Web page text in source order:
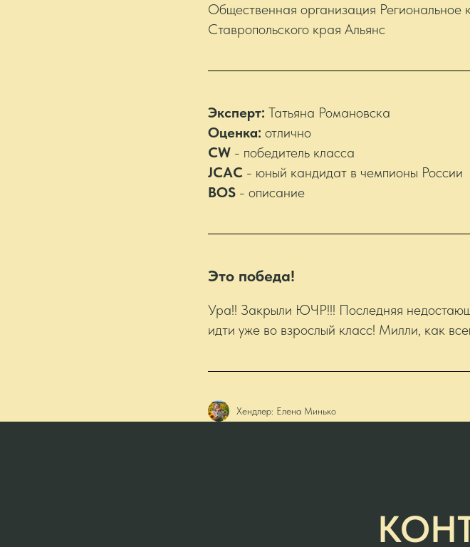
Общественная организация Региональное
Ставропольского края Альянс
Эксперт: Татьяна Романовска
Оценка: отлично
CW - победитель класса
JCAC - юный кандидат в чемпионы России
BOS - описание
Это победа!
Ура!! Закрыли ЮЧР!!! Последняя
идти уже во взрослый класс! Милли, как
Хендлер: Елена Минько